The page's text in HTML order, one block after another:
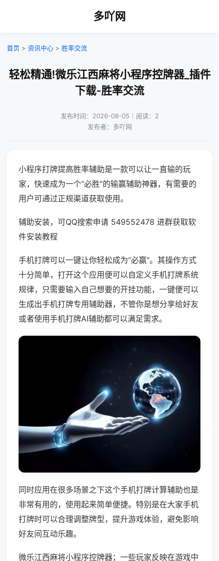
多吖网
首页 > 资讯中心 > 胜率交流
轻松精通!微乐江西麻将小程序控牌器_插件
下载-胜率交流
发布时间：2026-08-05｜阅读：2
发布者：多吖网
小程序打牌提高胜率辅助是一款可以让一直输的玩
家，快速成为一个“必胜”的输赢辅助神器，有需要的
用户可通过正规渠道获取使用。
辅助安装，可QQ搜索申请 549552478 进群获取软
件安装教程
手机打牌可以一键让你轻松成为“必赢”。其操作方式
十分简单，打开这个应用便可以自定义手机打牌系统
规律，只需要输入自己想要的开挂功能，一键便可以
生成出手机打牌专用辅助器，不管你是想分享给好友
或者使用手机打牌AI辅助都可以满足需求。
同时应用在很多场景之下这个手机打牌计算辅助也是
非常有用的，使用起来简单便捷。特别是在大家手机
打牌时可以合理调整牌型，提升游戏体验，避免影响
好友间互动乐趣。
微乐江西麻将小程序控牌器；一些玩家反映在游戏中